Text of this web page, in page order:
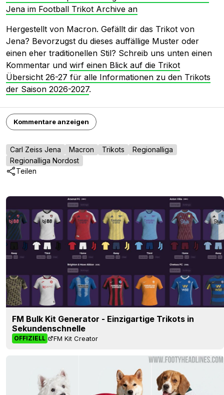
Jena im Football Trikot Archive an
Hergestellt von Macron. Gefällt dir das Trikot von
Jena? Bevorzugst du dieses auffällige Muster oder
einen eher traditionellen Stil? Schreib uns unten einen
Kommentar und wirf einen Blick auf die Trikot
Übersicht 26-27 für alle Informationen zu den Trikots
der Saison 2026-2027.
Kommentare anzeigen
Carl Zeiss Jena Macron Trikots
Regionalliga
Regionalliga Nordost
Teilen
FM Bulk Kit Generator - Einzigartige Trikots in
Sekundenschnelle
OFFIZIELL FM Kit Creator